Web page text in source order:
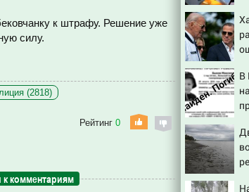
к штрафу. Решение уже
силу.
(2818)
Рейтинг 0
к комментариям
В